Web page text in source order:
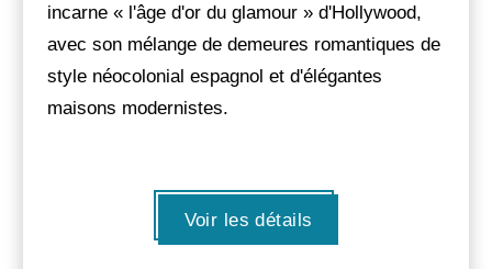
incarne « l'âge d'or du glamour » d'Hollywood,
avec son mélange de demeures romantiques de
style néocolonial espagnol et d'élégantes
maisons modernistes.
Voir les détails